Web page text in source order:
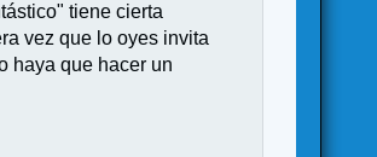
tiene cierta
vez que lo oyes invita
haya que hacer un